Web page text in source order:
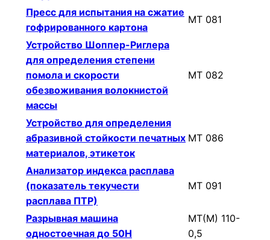
Пресс для испытания на сжатие
гофрированного картона
МТ 081
Устройство Шоппер-Риглера
для определения степени
помола и скорости
обезвоживания волокнистой
массы
МТ 082
Устройство для определения
абразивной стойкости печатных
материалов, этикеток
МТ 086
Анализатор индекса расплава
(показатель текучести
расплава ПТР)
МТ 091
Разрывная машина
одностоечная до 50Н
МТ(М) 110-
0,5